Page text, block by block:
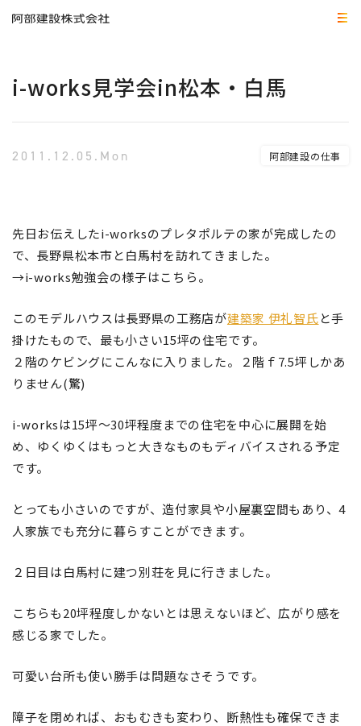
i-works見学会in松本・白馬
2011.12.05.Mon 阿部建設の仕事
先日お伝えしたi-worksのプレタポルテの家が完成したの
で、長野県松本市と白馬村を訪れてきました。
→i-works勉強会の様子はこちら。
このモデルハウスは長野県の工務店が建築家 伊礼智氏と手
掛けたもので、最も小さい15坪の住宅です。
２階のケビングにこんなに入りました。２階ｆ7.5坪しかあ
りません(驚)
i-worksは15坪～30坪程度までの住宅を中心に展開を始
め、ゆくゆくはもっと大きなものもディバイスされる予定
です。
とっても小さいのですが、造付家具や小屋裏空間もあり、4
人家族でも充分に暮らすことができます。
２日目は白馬村に建つ別荘を見に行きました。
こちらも20坪程度しかないとは思えないほど、広がり感を
感じる家でした。
可愛い台所も使い勝手は問題なさそうです。
障子を閉めれば、おもむきも変わり、断熱性も確保できま